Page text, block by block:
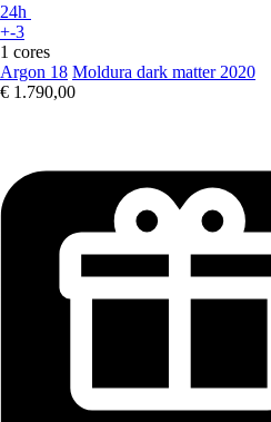
24h
+-3
1 cores
Argon 18 Moldura dark matter 2020
€ 1.790,00